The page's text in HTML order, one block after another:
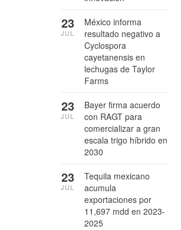
México informa
resultado negativo a
Cyclospora
cayetanensis en
lechugas de Taylor
Farms
23
JUL
Bayer firma acuerdo
con RAGT para
comercializar a gran
escala trigo híbrido en
2030
23
JUL
Tequila mexicano
acumula
exportaciones por
11,697 mdd en 2023-
2025
23
JUL